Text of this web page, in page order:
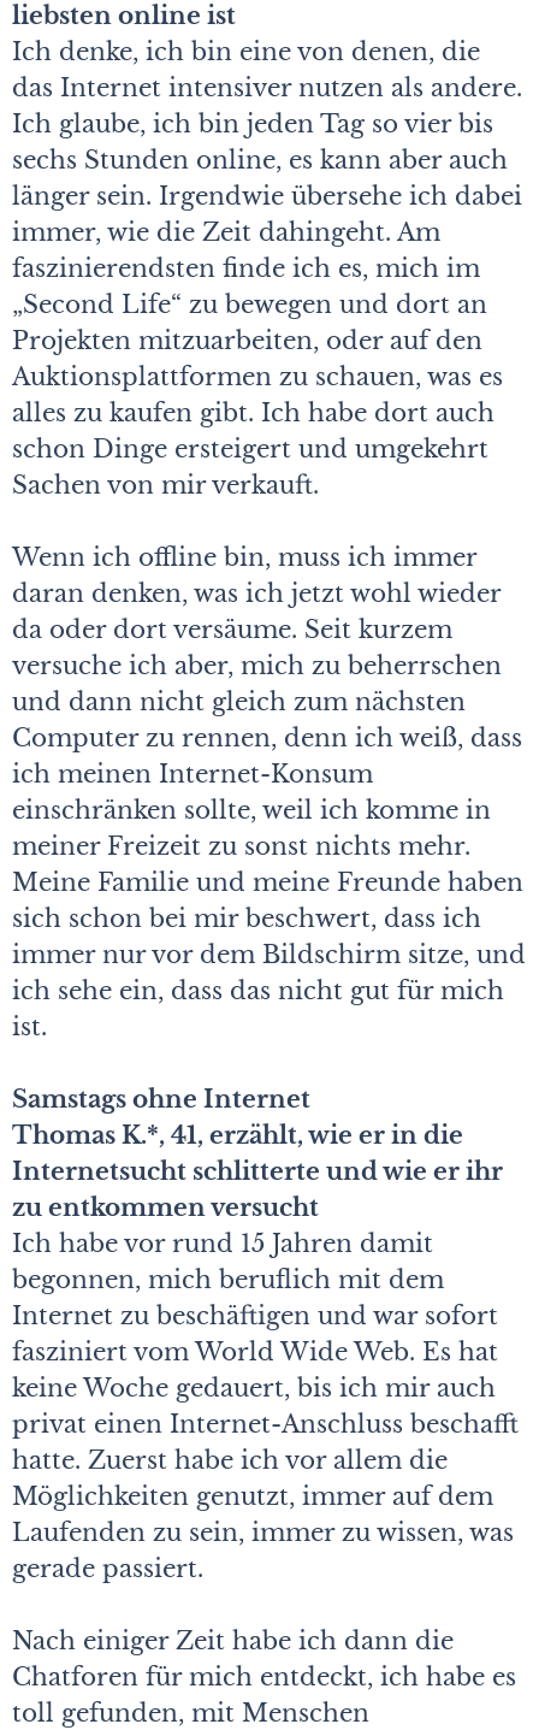
liebsten online ist
Ich denke, ich bin eine von denen, die
das Internet intensiver nutzen als andere.
Ich glaube, ich bin jeden Tag so vier bis
sechs Stunden online, es kann aber auch
länger sein. Irgendwie übersehe ich dabei
immer, wie die Zeit dahingeht. Am
faszinierendsten finde ich es, mich im
„Second Life“ zu bewegen und dort an
Projekten mitzuarbeiten, oder auf den
Auktionsplattformen zu schauen, was es
alles zu kaufen gibt. Ich habe dort auch
schon Dinge ersteigert und umgekehrt
Sachen von mir verkauft.
Wenn ich offline bin, muss ich immer
daran denken, was ich jetzt wohl wieder
da oder dort versäume. Seit kurzem
versuche ich aber, mich zu beherrschen
und dann nicht gleich zum nächsten
Computer zu rennen, denn ich weiß, dass
ich meinen Internet-Konsum
einschränken sollte, weil ich komme in
meiner Freizeit zu sonst nichts mehr.
Meine Familie und meine Freunde haben
sich schon bei mir beschwert, dass ich
immer nur vor dem Bildschirm sitze, und
ich sehe ein, dass das nicht gut für mich
ist.
Samstags ohne Internet
Thomas K.*, 41, erzählt, wie er in die
Internetsucht schlitterte und wie er ihr
zu entkommen versucht
Ich habe vor rund 15 Jahren damit
begonnen, mich beruflich mit dem
Internet zu beschäftigen und war sofort
fasziniert vom World Wide Web. Es hat
keine Woche gedauert, bis ich mir auch
privat einen Internet-Anschluss beschafft
hatte. Zuerst habe ich vor allem die
Möglichkeiten genutzt, immer auf dem
Laufenden zu sein, immer zu wissen, was
gerade passiert.
Nach einiger Zeit habe ich dann die
Chatforen für mich entdeckt, ich habe es
toll gefunden, mit Menschen